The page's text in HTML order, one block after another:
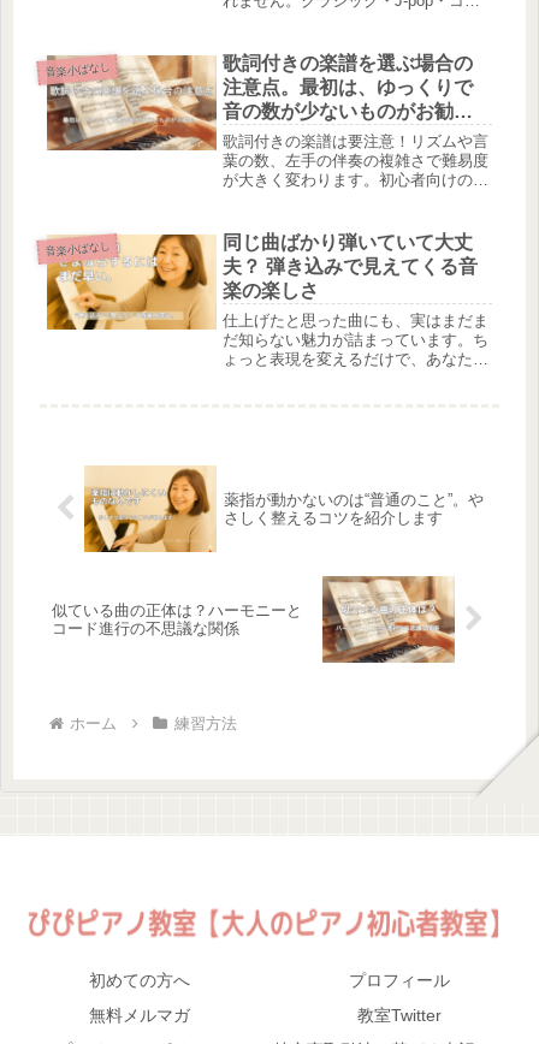
的に合った方向性を見直すヒントをま
とめました。
音楽小ばなし
歌詞付きの楽譜を選ぶ場合の
注意点。最初は、ゆっくりで
音の数が少ないものがお勧
め。
歌詞付きの楽譜は要注意！リズムや言
葉の数、左手の伴奏の複雑さで難易度
が大きく変わります。初心者向けの選
音楽小ばなし
同じ曲ばかり弾いていて大丈
夫？ 弾き込みで見えてくる音
楽の楽しさ
仕上げたと思った曲にも、実はまだま
だ知らない魅力が詰まっています。ち
ょっと表現を変えるだけで、あなたの
薬指が動かないのは“普通のこと”。や
さしく整えるコツを紹介します
似ている曲の正体は？ハーモニーと
コード進行の不思議な関係
ホーム 練習方法
初めての方へ
プロフィール
無料メルマガ
教室Twitter